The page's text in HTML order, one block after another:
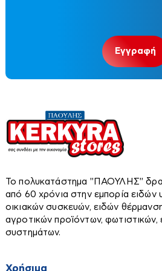
Χαλιά
Εργαλεία χειρός
Αλφάδια-Laser
Αναδευτήρες
Ανιχνευτές
Ατσαλίνες
Το πολυκατάστημα ''ΠΑΟΥΛΗΣ''
από 60 χρόνια στην εμπορία ειδών
οικιακών συσκευών, ειδών
αγροτικών προϊόντων, φωτιστικών,
συστημάτων.
Χρήσιμα